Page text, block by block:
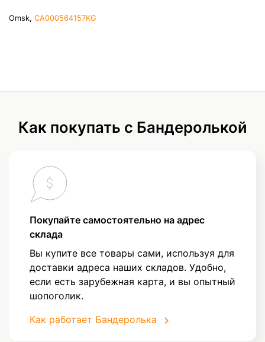
Omsk, CA000564157KG
Как покупать с Бандеролькой
Покупайте самостоятельно на адрес
склада
Вы купите все товары сами, используя для
доставки адреса наших складов. Удобно,
если есть зарубежная карта, и вы опытный
шопоголик.
Как работает Бандеролька